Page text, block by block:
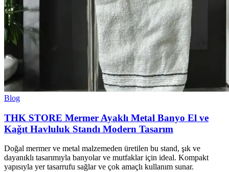
Blog
THK STORE Mermer Ayaklı Metal Banyo El ve
Kağıt Havluluk Standı Modern Tasarım
Doğal mermer ve metal malzemeden üretilen bu stand, şık ve
dayanıklı tasarımıyla banyolar ve mutfaklar için ideal. Kompakt
yapısıyla yer tasarrufu sağlar ve çok amaçlı kullanım sunar.